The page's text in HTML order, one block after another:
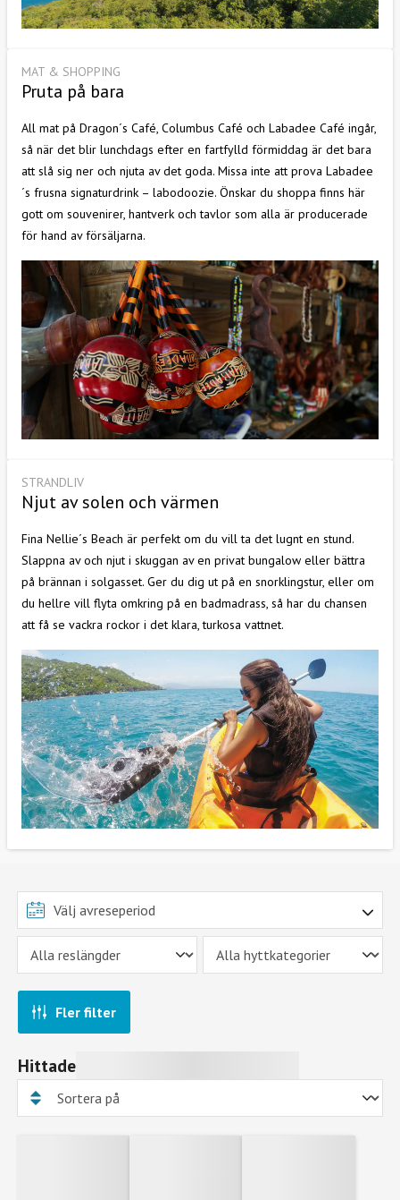
MAT & SHOPPING
Pruta på bara
All mat på Dragon´s Café, Columbus Café och Labadee Café ingår,
så när det blir lunchdags efter en fartfylld förmiddag är det bara
att slå sig ner och njuta av det goda. Missa inte att prova Labadee
´s frusna signaturdrink – labodoozie. Önskar du shoppa finns här
gott om souvenirer, hantverk och tavlor som alla är producerade
för hand av försäljarna.
STRANDLIV
Njut av solen och värmen
Fina Nellie´s Beach är perfekt om du vill ta det lugnt en stund.
Slappna av och njut i skuggan av en privat bungalow eller bättra
på brännan i solgasset. Ger du dig ut på en snorklingstur, eller om
du hellre vill flyta omkring på en badmadrass, så har du chansen
att få se vackra rockor i det klara, turkosa vattnet.
Fler filter
Hittade